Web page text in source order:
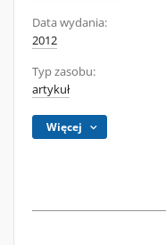
Data wydania:
2012
Typ zasobu:
artykuł
Więcej